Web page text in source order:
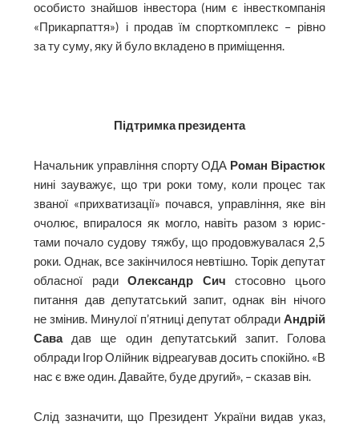
особисто знайшов інвестора (ним є інвесткомпанія
«Прикарпаття») і продав їм спорткомплекс – рівно
за ту суму, яку й було вкладено в приміщення.
Підтримка президента
Начальник управління спорту ОДА Роман Вірастюк
нині зауважує, що три роки тому, коли процес так
званої «прихватизації» почався, управління, яке він
очолює, впиралося як могло, навіть разом з юрис­
тами почало судову тяжбу, що продовжувалася 2,5
роки. Однак, все закінчилося невтішно. Торік депутат
обласної радиОлександр Сич стосовно цього
питання дав депутатський запит, однак він нічого
не змінив. Минулої п’ятниці депутат облради Андрій
Савадав ще один депутатський запит. Голова
облради Ігор Олійник відреагував досить спокійно. «В
нас є вже один. Давайте, буде другий», – сказав він.
Слід зазначити, що Президент України видав указ,